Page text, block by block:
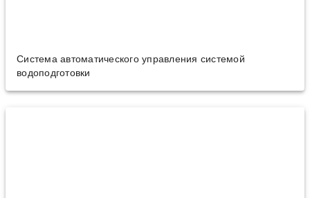
Система автоматического управления системой
водоподготовки